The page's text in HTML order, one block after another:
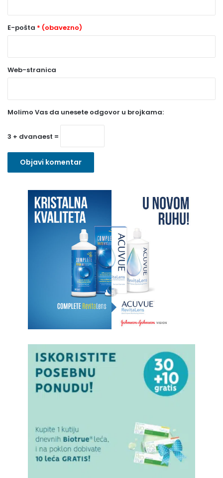
o
a
v
z
n
E-pošta * (obavezno)
Web-stranica
Molimo Vas da unesete odgovor u brojkama:
3 + dvanaest =